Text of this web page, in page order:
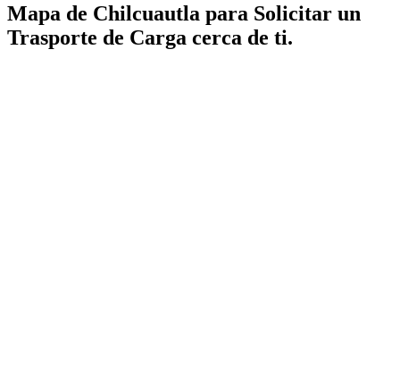
Mapa de Chilcuautla para Solicitar un
Trasporte de Carga cerca de ti.